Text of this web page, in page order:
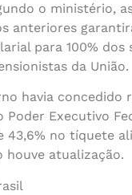
o ministério,
anteriores
para 100% dos
da União.
havia concedido
Poder Executivo
43,6% no tíquete
houve atualização.